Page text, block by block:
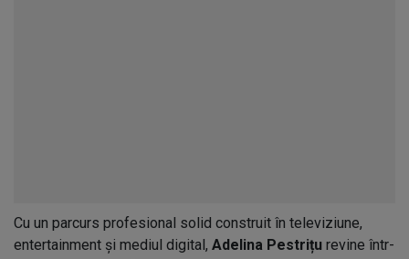
Cu un parcurs profesional solid construit în televiziune,
entertainment și mediul digital, Adelina Pestrițu revine într-